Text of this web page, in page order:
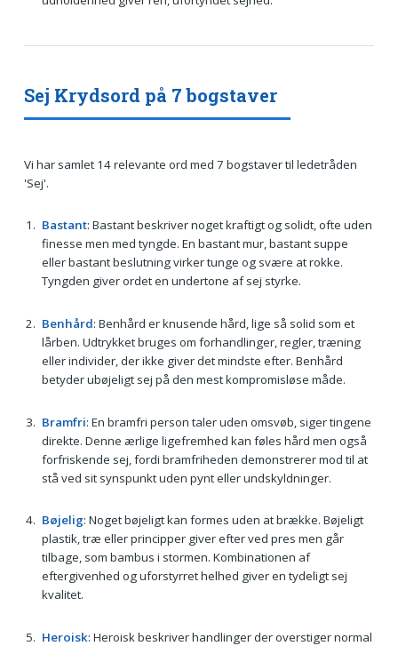
Sej Krydsord på 7 bogstaver
Vi har samlet 14 relevante ord med 7 bogstaver til ledetråden
'Sej'.
Bastant: Bastant beskriver noget kraftigt og solidt, ofte uden
finesse men med tyngde. En bastant mur, bastant suppe
eller bastant beslutning virker tunge og svære at rokke.
Tyngden giver ordet en undertone af sej styrke.
Benhård: Benhård er knusende hård, lige så solid som et
lårben. Udtrykket bruges om forhandlinger, regler, træning
eller individer, der ikke giver det mindste efter. Benhård
betyder ubøjeligt sej på den mest kompromisløse måde.
Bramfri: En bramfri person taler uden omsvøb, siger tingene
direkte. Denne ærlige ligefremhed kan føles hård men også
forfriskende sej, fordi bramfriheden demonstrerer mod til at
stå ved sit synspunkt uden pynt eller undskyldninger.
Bøjelig: Noget bøjeligt kan formes uden at brække. Bøjeligt
plastik, træ eller principper giver efter ved pres men går
tilbage, som bambus i stormen. Kombinationen af
eftergivenhed og uforstyrret helhed giver en tydeligt sej
kvalitet.
Heroisk: Heroisk beskriver handlinger der overstiger normal